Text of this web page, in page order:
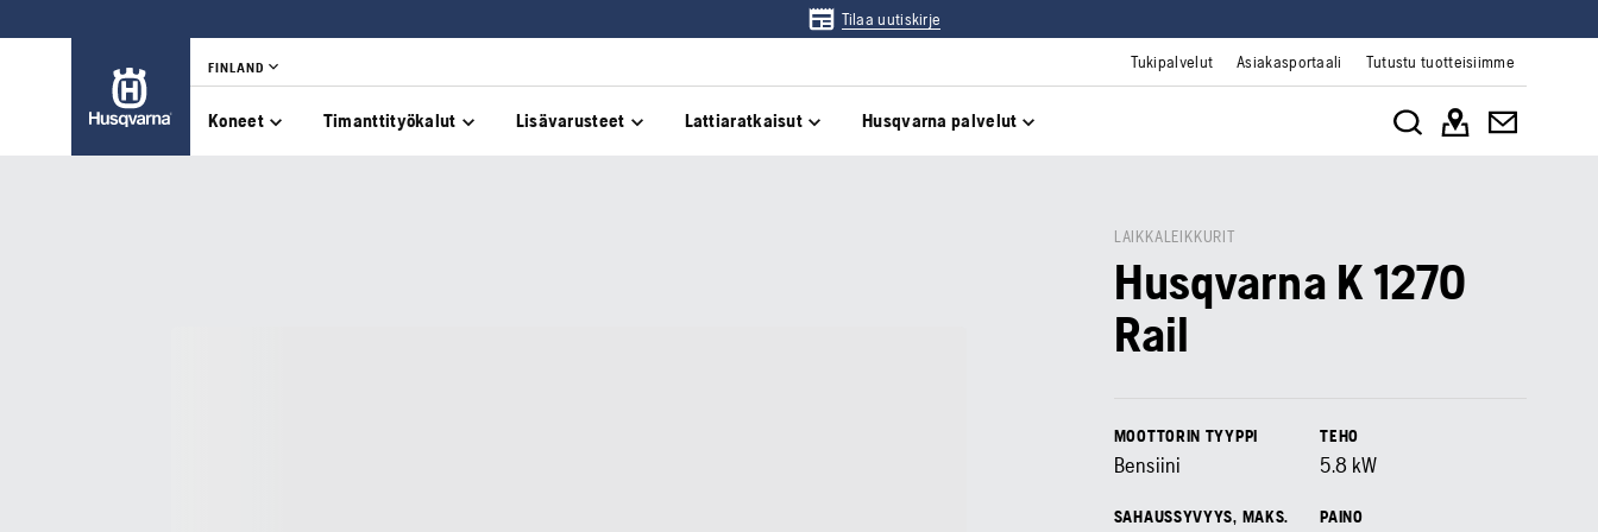
Tilaa uutiskirje
FINLAND Tukipalvelut Asiakasportaali Tutustu tuotteisiimme
Koneet Timanttityökalut Lisävarusteet Lattiaratkaisut Husqvarna palvelut
LAIKKALEIKKURIT
Husqvarna K 1270
Rail
MOOTTORIN TYYPPI
Bensiini
TEHO
5.8 kW
SAHAUSSYVYYS, MAKS. PAINO